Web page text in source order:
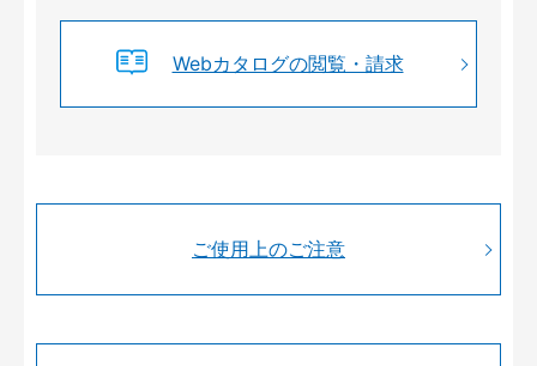
Webカタログの閲覧・請求
ご使用上のご注意